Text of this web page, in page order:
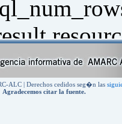
ALC | Derechos cedidos seg�n las
Agradecemos citar la fuente.